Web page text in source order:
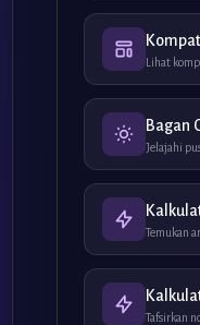
Lihat
Bagan
Jelajahi
Temukan
Tafsirkan